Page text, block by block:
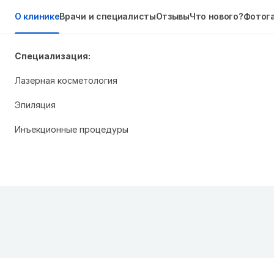
О клиникеВрачи и специалистыОтзывыЧто нового?
Специализация:
Лазерная косметология
Эпиляция
Инъекционные процедуры